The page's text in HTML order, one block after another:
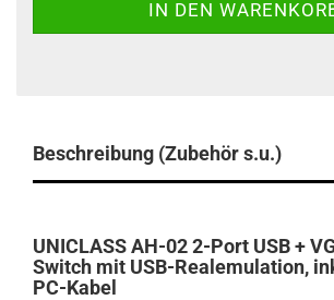
Beschreibung (Zubehör s.u.)
UNICLASS AH-02 2-Port USB +
Switch mit USB-Realemulation,
PC-Kabel